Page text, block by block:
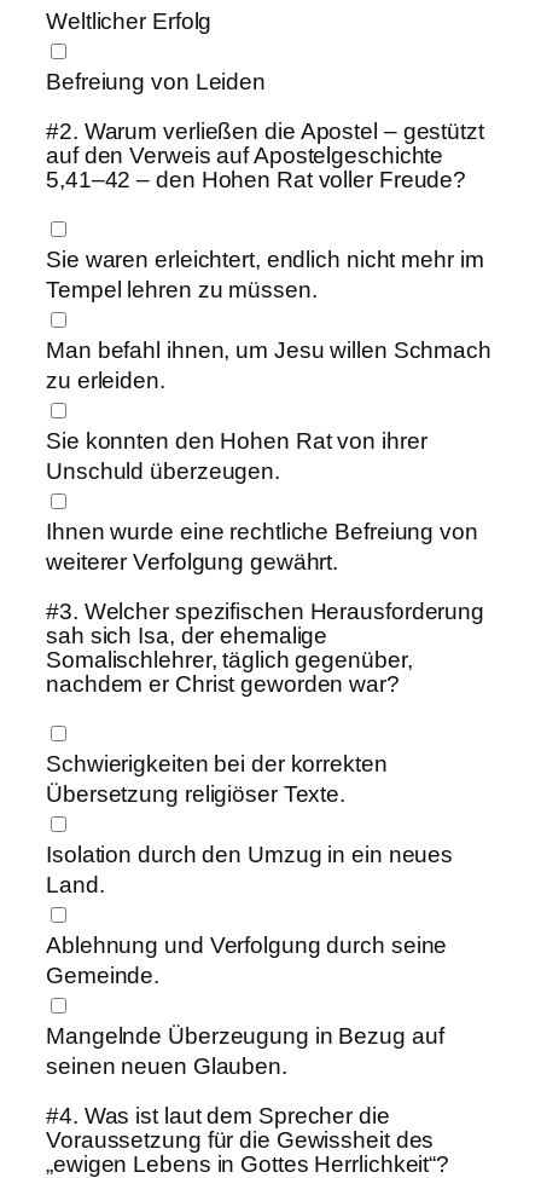
Weltlicher Erfolg
Befreiung von Leiden
#2. Warum verließen die Apostel – gestützt
auf den Verweis auf Apostelgeschichte
5,41–42 – den Hohen Rat voller Freude?
Sie waren erleichtert, endlich nicht mehr im
Tempel lehren zu müssen.
Man befahl ihnen, um Jesu willen Schmach
zu erleiden.
Sie konnten den Hohen Rat von ihrer
Unschuld überzeugen.
Ihnen wurde eine rechtliche Befreiung von
weiterer Verfolgung gewährt.
#3. Welcher spezifischen Herausforderung
sah sich Isa, der ehemalige
Somalischlehrer, täglich gegenüber,
nachdem er Christ geworden war?
Schwierigkeiten bei der korrekten
Übersetzung religiöser Texte.
Isolation durch den Umzug in ein neues
Land.
Ablehnung und Verfolgung durch seine
Gemeinde.
Mangelnde Überzeugung in Bezug auf
seinen neuen Glauben.
#4. Was ist laut dem Sprecher die
Voraussetzung für die Gewissheit des
„ewigen Lebens in Gottes Herrlichkeit“?